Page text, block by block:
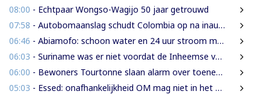
08:00 - Echtpaar Wongso-Wagijo 50 jaar getrouwd
07:58 - Autobomaanslag schudt Colombia op na inauguratie van hardline president
06:46 - Abiamofo: schoon water en 24 uur stroom moeten ook afgelegen dorpen bereiken
06:03 - Suriname was er niet voordat de Inheemse volken er waren
06:00 - Bewoners Tourtonne slaan alarm over toenemende prostitutie, drugshandel en overlast door vreemdelingen
05:03 - Essed: onafhankelijkheid OM mag niet in het gedrang komen